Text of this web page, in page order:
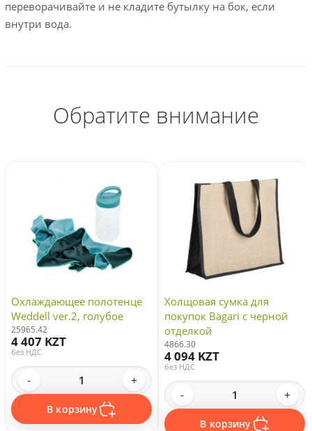
переворачивайте и не кладите бутылку на бок, если
внутри вода.
Обратите внимание
Охлаждающее полотенце
Weddell ver.2, голубое
25965.42
4 407 KZT
без НДС
- +
В корзину
Холщовая сумка для
покупок Bagari с черной
отделкой
4866.30
4 094 KZT
без НДС
- +
В корзину